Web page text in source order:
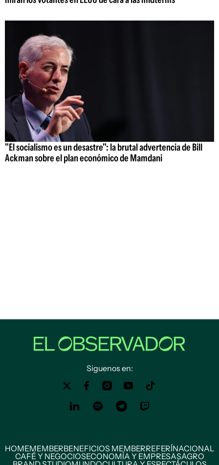
"El socialismo es un desastre": la brutal advertencia de Bill
Ackman sobre el plan económico de Mamdani
Siguenos en:
HOMEMEMBERBENEFICIOS MEMBERREFERÍNACIONAL
CAFÉ Y NEGOCIOSECONOMÍA Y EMPRESASAGRO